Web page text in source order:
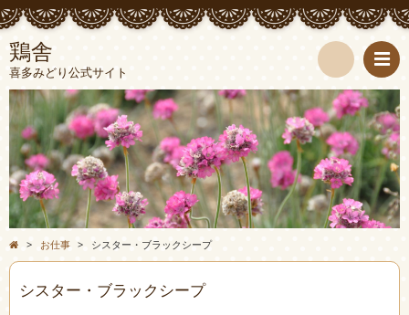
鶏舎
喜多みどり公式サイト
検
索
> お仕事 > シスター・ブラックシープ
シスター・ブラックシープ